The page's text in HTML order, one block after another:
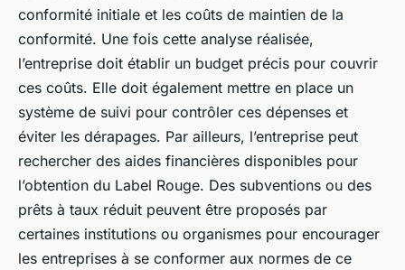
conformité initiale et les coûts de maintien de la
conformité. Une fois cette analyse réalisée,
l’entreprise doit établir un budget précis pour couvrir
ces coûts. Elle doit également mettre en place un
système de suivi pour contrôler ces dépenses et
éviter les dérapages. Par ailleurs, l’entreprise peut
rechercher des aides financières disponibles pour
l’obtention du Label Rouge. Des subventions ou des
prêts à taux réduit peuvent être proposés par
certaines institutions ou organismes pour encourager
les entreprises à se conformer aux normes de ce